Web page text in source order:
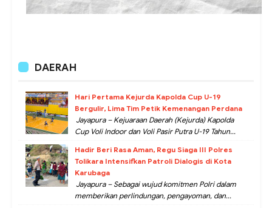
DAERAH
Hari Pertama Kejurda Kapolda Cup U-19
Bergulir, Lima Tim Petik Kemenangan Perdana
Jayapura – Kejuaraan Daerah (Kejurda) Kapolda
Cup Voli Indoor dan Voli Pasir Putra U-19 Tahun...
Hadir Beri Rasa Aman, Regu Siaga III Polres
Tolikara Intensifkan Patroli Dialogis di Kota
Karubaga
Jayapura – Sebagai wujud komitmen Polri dalam
memberikan perlindungan, pengayoman, dan...